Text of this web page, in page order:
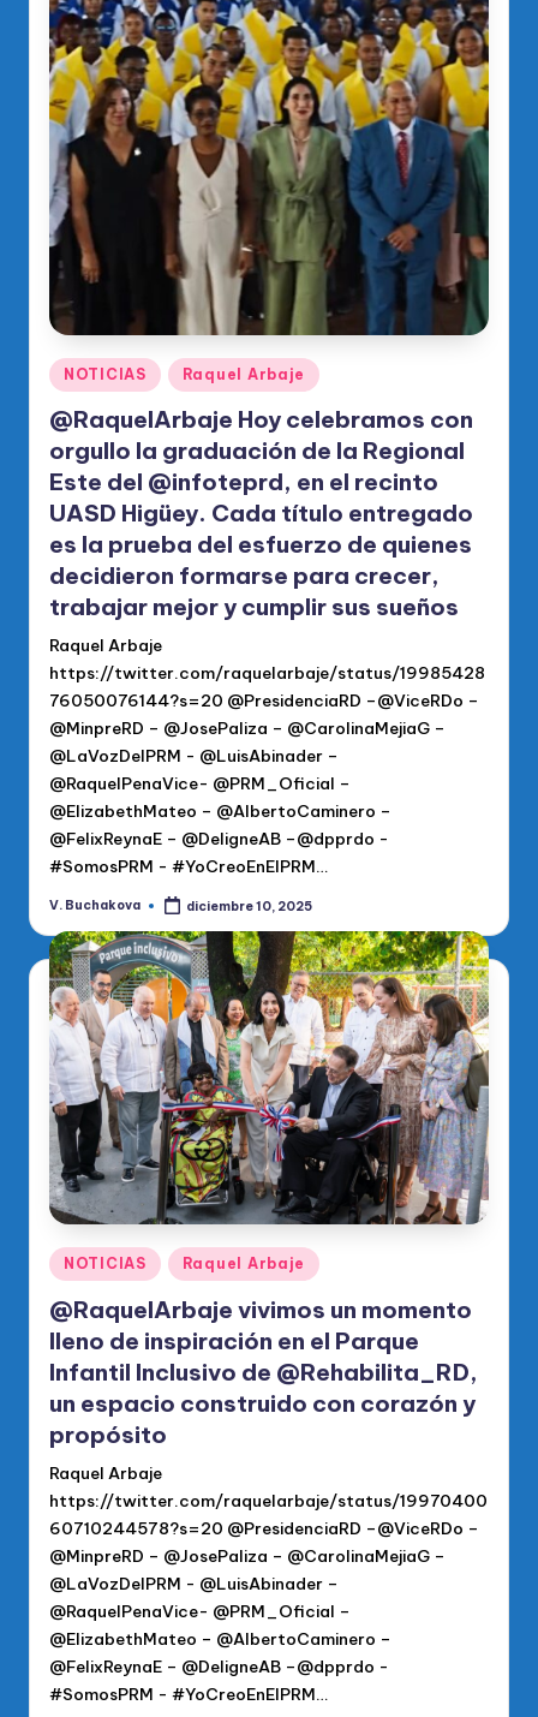
Publicado
en
NOTICIAS Raquel Arbaje
@RaquelArbaje Hoy celebramos con
orgullo la graduación de la Regional
Este del @infoteprd, en el recinto
UASD Higüey. Cada título entregado
es la prueba del esfuerzo de quienes
decidieron formarse para crecer,
trabajar mejor y cumplir sus sueños
Raquel Arbaje
https://twitter.com/raquelarbaje/status/19985428
76050076144?s=20 @PresidenciaRD –@ViceRDo –
@MinpreRD – @JosePaliza – @CarolinaMejiaG –
@LaVozDelPRM - @LuisAbinader –
@RaquelPenaVice- @PRM_Oficial –
@ElizabethMateo – @AlbertoCaminero –
@FelixReynaE – @DeligneAB –@dpprdo -
#SomosPRM - #YoCreoEnElPRM…
Publicado
V. Buchakova diciembre 10, 2025
Publicado
en
NOTICIAS Raquel Arbaje
@RaquelArbaje vivimos un momento
lleno de inspiración en el Parque
Infantil Inclusivo de @Rehabilita_RD,
un espacio construido con corazón y
propósito
Raquel Arbaje
https://twitter.com/raquelarbaje/status/19970400
60710244578?s=20 @PresidenciaRD –@ViceRDo –
@MinpreRD – @JosePaliza – @CarolinaMejiaG –
@LaVozDelPRM - @LuisAbinader –
@RaquelPenaVice- @PRM_Oficial –
@ElizabethMateo – @AlbertoCaminero –
@FelixReynaE – @DeligneAB –@dpprdo -
#SomosPRM - #YoCreoEnElPRM…